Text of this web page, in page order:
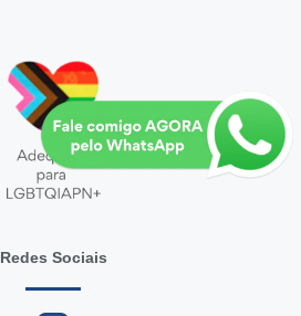
Redes Sociais